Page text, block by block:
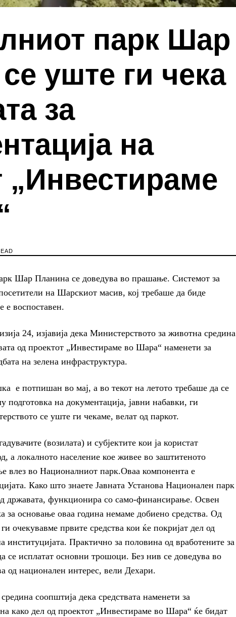
парк Шар
уште ги чека
за
на
„Инвестираме
Шар Планина се доведува во прашање. Системот за
на Шарскиот масив, кој требаше да биде
е воспоставен.
24, изјавија дека Министерството за животна средина
од проектот „Инвестираме во Шара“ наменети за
на зелена инфраструктура.
е потпишан во мај, а во текот на летото требаше да се
подготовка на документација, јавни набавки, ги
се уште ги чекаме, велат од паркот.
(возилата) и субјектите кои ја користат
а локалното население кое живее во заштитеното
влез во Националниот парк.Оваа компонента е
Како што знаете Јавната Установа Национален парк
државата, функционира со само-финансирање. Освен
за основање оваа година немаме добиено средства. Од
очекувавме првите средства кои ќе покријат дел од
Практично за половина од вработените за
се исплатат основни трошоци. Без нив се доведува во
од национален интерес, вели Дехари.
соопштија дека средствата наменети за
како дел од проектот „Инвестираме во Шара“ ќе бидат